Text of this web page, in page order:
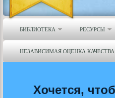
БИБЛИОТЕКА РЕСУРСЫ
НЕЗАВИСИМАЯ ОЦЕНКА
Хочется,